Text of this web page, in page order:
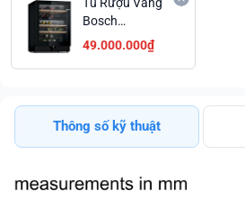
Bosch
KWK16ABGA
49.000.000₫
Thông số kỹ thuật